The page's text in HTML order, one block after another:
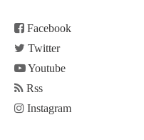
Facebook
Twitter
Youtube
Rss
Instagram